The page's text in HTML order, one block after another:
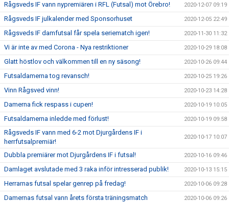
Rågsveds IF vann nypremiären i RFL (Futsal) mot Örebro! 2020-12-07 09:19
Rågsveds IF julkalender med Sponsorhuset 2020-12-05 22:49
Rågsveds IF damfutsal får spela seriematch igen! 2020-11-30 11:32
Vi är inte av med Corona - Nya restriktioner 2020-10-29 18:08
Glatt höstlov och välkommen till en ny säsong! 2020-10-26 09:44
Futsaldamerna tog revansch! 2020-10-25 19:26
Vinn Rågsved vinn! 2020-10-23 14:28
Damerna fick respass i cupen! 2020-10-19 10:05
Futsaldamerna inledde med förlust! 2020-10-19 09:58
Rågsveds IF vann med 6-2 mot Djurgårdens IF i
herrfutsalpremiär!
2020-10-17 10:07
Dubbla premiärer mot Djurgårdens IF i futsal! 2020-10-16 09:46
Damlaget avslutade med 3 raka inför intresserad publik! 2020-10-13 15:15
Herrarnas futsal spelar genrep på fredag! 2020-10-06 09:28
Damernas futsal vann årets första träningsmatch 2020-10-06 09:26